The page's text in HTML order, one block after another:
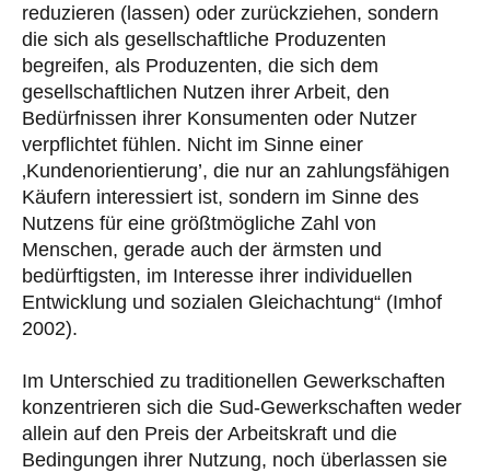
reduzieren (lassen) oder zurückziehen, sondern
die sich als gesellschaftliche Produzenten
begreifen, als Produzenten, die sich dem
gesellschaftlichen Nutzen ihrer Arbeit, den
Bedürfnissen ihrer Konsumenten oder Nutzer
verpflichtet fühlen. Nicht im Sinne einer
‚Kundenorientierung’, die nur an zahlungsfähigen
Käufern interessiert ist, sondern im Sinne des
Nutzens für eine größtmögliche Zahl von
Menschen, gerade auch der ärmsten und
bedürftigsten, im Interesse ihrer individuellen
Entwicklung und sozialen Gleichachtung“ (Imhof
2002).
Im Unterschied zu traditionellen Gewerkschaften
konzentrieren sich die Sud-Gewerkschaften weder
allein auf den Preis der Arbeitskraft und die
Bedingungen ihrer Nutzung, noch überlassen sie